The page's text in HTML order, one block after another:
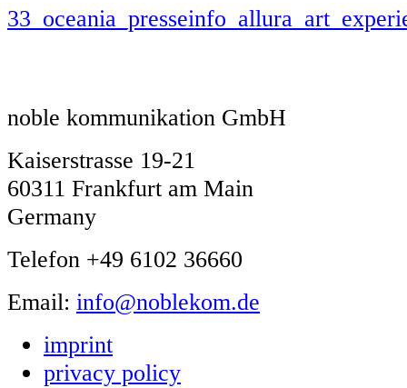
noble kommunikation GmbH
Kaiserstrasse 19-21
60311 Frankfurt am Main
Germany
Telefon +49 6102 36660
Email: info@noblekom.de
imprint
privacy policy